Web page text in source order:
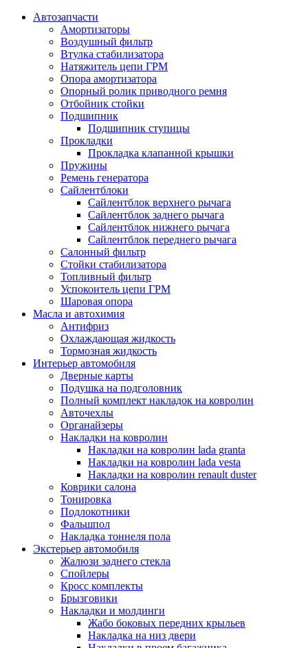
Автозапчасти
Амортизаторы
Воздушный фильтр
Втулка стабилизатора
Натяжитель цепи ГРМ
Опора амортизатора
Опорный ролик приводного ремня
Отбойник стойки
Подшипник
Подшипник ступицы
Прокладки
Прокладка клапанной крышки
Пружины
Ремень генератора
Сайлентблоки
Сайлентблок верхнего рычага
Сайлентблок заднего рычага
Сайлентблок нижнего рычага
Сайлентблок переднего рычага
Салонный фильтр
Стойки стабилизатора
Топливный фильтр
Успокоитель цепи ГРМ
Шаровая опора
Масла и автохимия
Антифриз
Охлаждающая жидкость
Тормозная жидкость
Интерьер автомобиля
Дверные карты
Подушка на подголовник
Полный комплект накладок на ковролин
Авточехлы
Органайзеры
Накладки на ковролин
Накладки на ковролин lada granta
Накладки на ковролин lada vesta
Накладки на ковролин renault duster
Коврики салона
Тонировка
Подлокотники
Фальшпол
Накладка тоннеля пола
Экстерьер автомобиля
Жалюзи заднего стекла
Спойлеры
Кросс комплекты
Брызговики
Накладки и молдинги
Жабо боковых передних крыльев
Накладка на низ двери